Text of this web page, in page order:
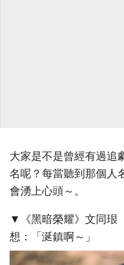
大家是不是曾經有過追
名呢？每當聽到那個人
會湧上心頭～。
▼《黑暗榮耀》文同珢
想：「涎鎮啊～」